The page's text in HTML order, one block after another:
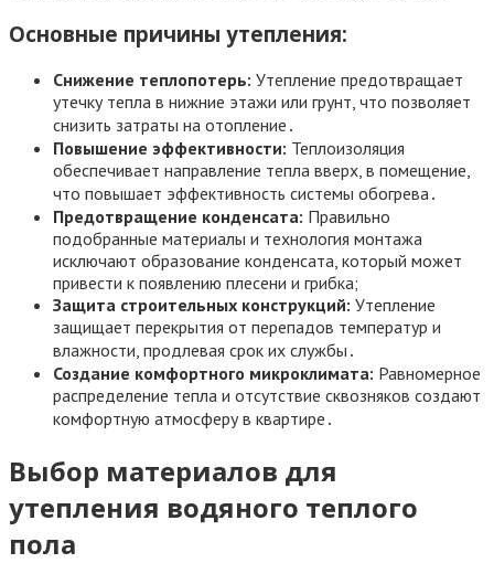
Основные причины утепления:
Снижение теплопотерь: Утепление предотвращает
утечку тепла в нижние этажи или грунт, что позволяет
снизить затраты на отопление․
Повышение эффективности: Теплоизоляция
обеспечивает направление тепла вверх, в помещение,
что повышает эффективность системы обогрева․
Предотвращение конденсата: Правильно
подобранные материалы и технология монтажа
исключают образование конденсата, который может
привести к появлению плесени и грибка;
Защита строительных конструкций: Утепление
защищает перекрытия от перепадов температур и
влажности, продлевая срок их службы․
Создание комфортного микроклимата: Равномерное
распределение тепла и отсутствие сквозняков создают
комфортную атмосферу в квартире․
Выбор материалов для
утепления водяного теплого
пола